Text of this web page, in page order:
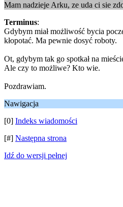
Mam nadzieje Arku, ze uda ci sie
Terminus:
Gdybym miał możliwość bycia
kłopotać. Ma pewnie dosyć roboty.
Ot, gdybym tak go spotkał na
Ale czy to możliwe? Kto wie.
Pozdrawiam.
Nawigacja
[0] Indeks wiadomości
[#] Następna strona
Idź do wersji pełnej